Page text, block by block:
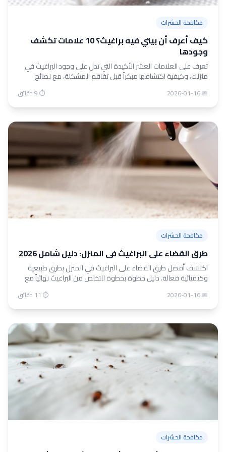
مكافحة الحشرات
كيف أعرف أن بيتي فيه براغيث؟ 10 علامات تكشف
وجودها
تعرف على العلامات العشر الأكيدة التي تدل على وجود البراغيث في
منزلك، وكيفية اكتشافها مبكراً قبل تفاقم المشكلة، مع نصائح
📅 2026-01-16 ⏱ 9 دقائق
مكافحة الحشرات
طرق القضاء على البراغيث في المنزل: دليل شامل 2026
اكتشف أفضل طرق القضاء على البراغيث في المنزل بطرق طبيعية
وكيميائية فعالة. دليل خطوة بخطوة للتخلص من البراغيث نهائياً مع
📅 2026-01-16 ⏱ 11 دقائق
مكافحة الحشرات